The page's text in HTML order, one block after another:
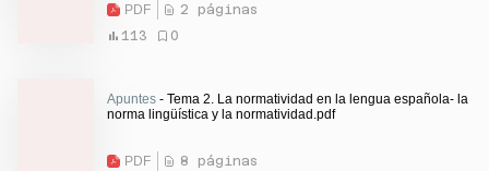
PDF
2 páginas
113
0
Apuntes - Tema 2. La normatividad en la lengua española- la
norma lingüística y la normatividad.pdf
PDF
8 páginas